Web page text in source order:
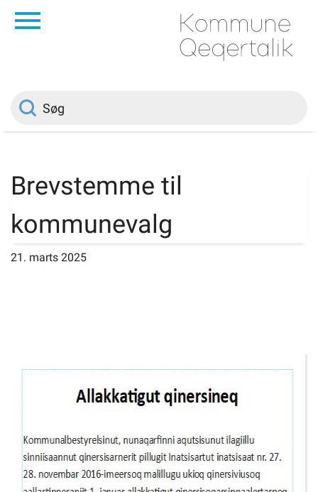
Borger
Vedtægter
Planportal
Tidsbestilling
Brevstemme til
kommunevalg
21. marts 2025